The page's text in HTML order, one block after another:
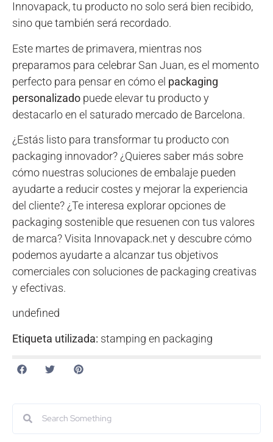
Innovapack, tu producto no solo será bien recibido,
sino que también será recordado.
Este martes de primavera, mientras nos
preparamos para celebrar San Juan, es el momento
perfecto para pensar en cómo el packaging
personalizado puede elevar tu producto y
destacarlo en el saturado mercado de Barcelona.
¿Estás listo para transformar tu producto con
packaging innovador? ¿Quieres saber más sobre
cómo nuestras soluciones de embalaje pueden
ayudarte a reducir costes y mejorar la experiencia
del cliente? ¿Te interesa explorar opciones de
packaging sostenible que resuenen con tus valores
de marca? Visita Innovapack.net y descubre cómo
podemos ayudarte a alcanzar tus objetivos
comerciales con soluciones de packaging creativas
y efectivas.
undefined
Etiqueta utilizada: stamping en packaging